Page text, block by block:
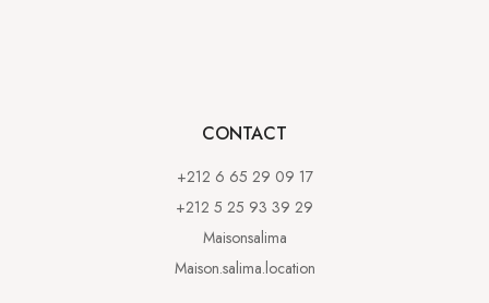
CONTACT
+212 6 65 29 09 17
+212 5 25 93 39 29
Maisonsalima
Maison.salima.location